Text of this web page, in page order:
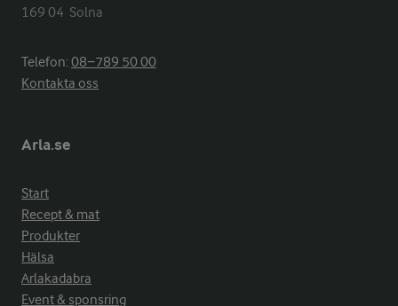
169 04  Solna
Telefon:08−789 50 00
Kontakta oss
Arla.se
Start
Recept & mat
Produkter
Hälsa
Arlakadabra
Event & sponsring